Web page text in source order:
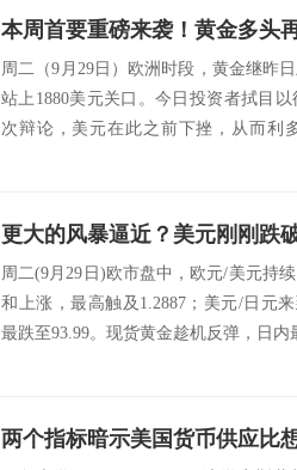
周二（9月29日）欧洲时段，黄金继昨
站上1880美元关口。今日投资者拭目
次辩论，美元在此之前下挫，从而利
周二(9月29日)欧市盘中，欧元/美元持
和上涨，最高触及1.2887；美元/日元
最跌至93.99。现货黄金趁机反弹，日内